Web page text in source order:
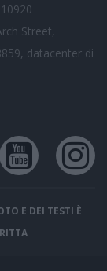
Street,
datacenter di
E DEI TESTI È